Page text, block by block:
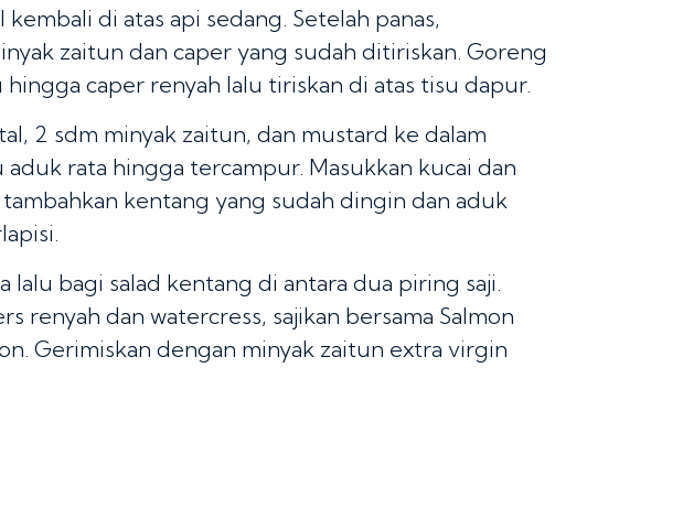
di atas api sedang. Setelah panas,
zaitun dan caper yang sudah ditiriskan. Goreng
hingga caper renyah lalu tiriskan di atas tisu dapur.
2 sdm minyak zaitun, dan mustard ke dalam
aduk rata hingga tercampur. Masukkan kucai dan
kentang yang sudah dingin dan aduk
lalu bagi salad kentang di antara dua piring saji.
renyah dan watercress, sajikan bersama Salmon
Gerimiskan dengan minyak zaitun extra virgin